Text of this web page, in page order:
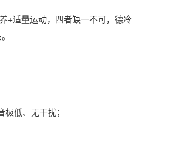
+适量运动，四者缺一不可，德冷
低、无干扰；